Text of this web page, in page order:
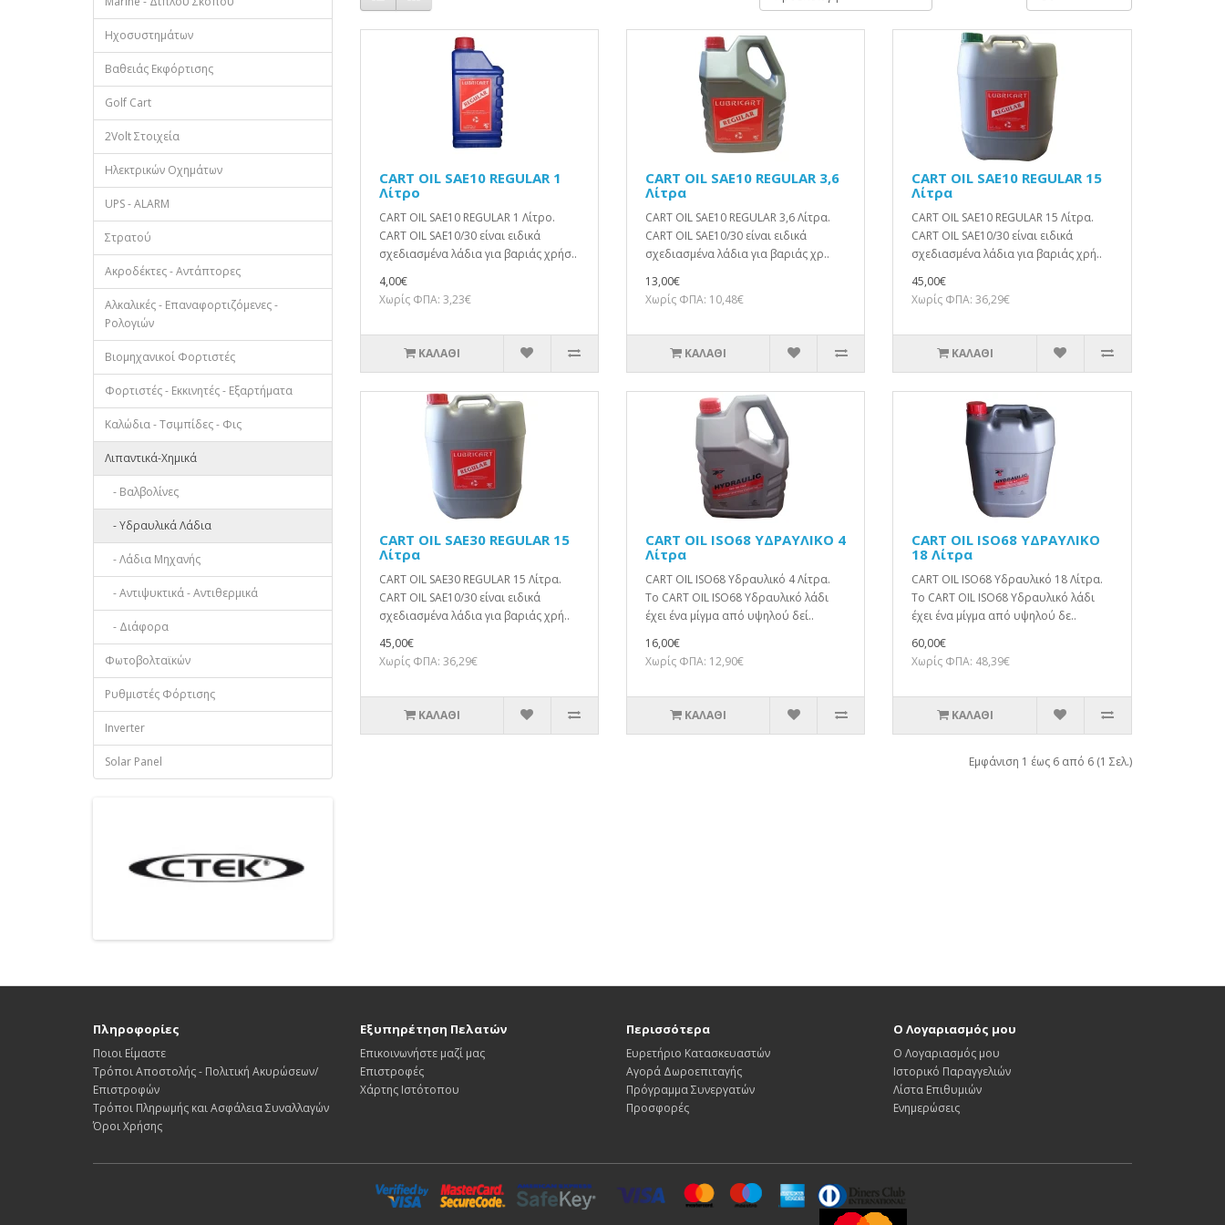
Ηχοσυστημάτων
Βαθειάς Εκφόρτισης
Golf Cart
2Volt Στοιχεία
Ηλεκτρικών Οχημάτων
UPS - ALARM
Στρατού
Ακροδέκτες - Αντάπτορες
Αλκαλικές - Επαναφορτιζόμενες -
Ρολογιών
Βιομηχανικοί Φορτιστές
Φορτιστές - Εκκινητές - Εξαρτήματα
Καλώδια - Τσιμπίδες - Φις
Λιπαντικά-Χημικά
- Βαλβολίνες
- Υδραυλικά Λάδια
- Λάδια Μηχανής
- Αντιψυκτικά - Αντιθερμικά
- Διάφορα
Φωτοβολταϊκών
Ρυθμιστές Φόρτισης
Inverter
Solar Panel
CART OIL SAE10 REGULAR 1
Λίτρο
CART OIL SAE10 REGULAR 1 Λίτρο.
CART OIL SAE10/30 είναι ειδικά
σχεδιασμένα λάδια για βαριάς χρήσ..
4,00€
Χωρίς ΦΠΑ: 3,23€
ΚΑΛΆΘΙ
CART OIL SAE10 REGULAR 3,6
Λίτρα
CART OIL SAE10 REGULAR 3,6 Λίτρα.
CART OIL SAE10/30 είναι ειδικά
σχεδιασμένα λάδια για βαριάς χρ..
13,00€
Χωρίς ΦΠΑ: 10,48€
ΚΑΛΆΘΙ
CART OIL SAE10 REGULAR 15
Λίτρα
CART OIL SAE10 REGULAR 15 Λίτρα.
CART OIL SAE10/30 είναι ειδικά
σχεδιασμένα λάδια για βαριάς χρή..
45,00€
Χωρίς ΦΠΑ: 36,29€
ΚΑΛΆΘΙ
CART OIL SAE30 REGULAR 15
Λίτρα
CART OIL SAE30 REGULAR 15 Λίτρα.
CART OIL SAE10/30 είναι ειδικά
σχεδιασμένα λάδια για βαριάς χρή..
45,00€
Χωρίς ΦΠΑ: 36,29€
ΚΑΛΆΘΙ
CART OIL ISO68 ΥΔΡΑΥΛΙΚΟ 4
Λίτρα
CART OIL ISO68 Υδραυλικό 4 Λίτρα.
Το CART OIL ISO68 Υδραυλικό λάδι
έχει ένα μίγμα από υψηλού δεί..
16,00€
Χωρίς ΦΠΑ: 12,90€
ΚΑΛΆΘΙ
CART OIL ISO68 ΥΔΡΑΥΛΙΚΟ
18 Λίτρα
CART OIL ISO68 Υδραυλικό 18 Λίτρα.
Το CART OIL ISO68 Υδραυλικό λάδι
έχει ένα μίγμα από υψηλού δε..
60,00€
Χωρίς ΦΠΑ: 48,39€
ΚΑΛΆΘΙ
Εμφάνιση 1 έως 6 από 6 (1 Σελ.)
Πληροφορίες
Ποιοι Είμαστε
Τρόποι Αποστολής - Πολιτική Ακυρώσεων/
Επιστροφών
Τρόποι Πληρωμής και Ασφάλεια Συναλλαγών
Όροι Χρήσης
Εξυπηρέτηση Πελατών
Επικοινωνήστε μαζί μας
Επιστροφές
Χάρτης Ιστότοπου
Περισσότερα
Ευρετήριο Κατασκευαστών
Αγορά Δωροεπιταγής
Πρόγραμμα Συνεργατών
Προσφορές
Ο Λογαριασμός μου
Ο Λογαριασμός μου
Ιστορικό Παραγγελιών
Λίστα Επιθυμιών
Ενημερώσεις